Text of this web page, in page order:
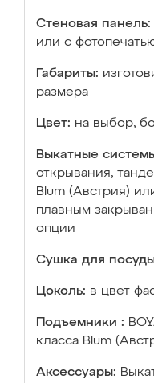
Стеновая панель:
или с
Габариты:
размера
Цвет: на выбор,
Выкатные
открывания,
Blum (Австрия)
плавным
опции
Сушка для
Цоколь: в цвет
Подъемники :
класса Blum
Аксессуары: